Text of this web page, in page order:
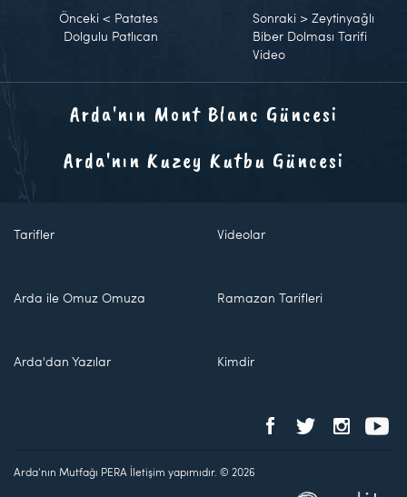
Önceki < Patates
Dolgulu Patlıcan
Sonraki >Zeytinyağlı
Biber Dolması Tarifi
Video
Arda'nın Mont Blanc Güncesi
Arda'nın Kuzey Kutbu Güncesi
Tarifler Videolar
Arda ile Omuz Omuza Ramazan Tarifleri
Arda'dan Yazılar Kimdir
Arda'nın Mutfağı PERA İletişim yapımıdır. © 2026